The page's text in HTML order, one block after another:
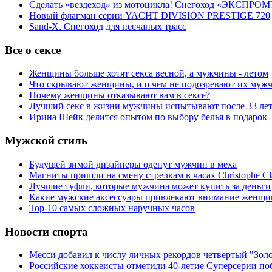
Сделать «вездеход» из мотоцикла! Снегоход
Новый флагман серии YACHT DIVISION PRESTIGE 720
Sand-X. Снегоход для песчаных трасс
Все о сексе
Женщины больше хотят секса весной, а мужчины - летом
Что скрывают женщины, и о чем не подозревают их
Почему женщины отказывают вам в сексе?
Лучший секс в жизни мужчины испытывают после 33 лет
Ирина Шейк делится опытом по выбору белья в подарок
Мужской стиль
Будущей зимой дизайнеры оденут мужчин в меха
Магниты пришли на смену стрелкам в часах Christophe
Лучшие туфли, которые мужчина может купить за деньги
Какие мужские аксессуары привлекают внимание
Top-10 самых сложных наручных часов
Новости спорта
Месси добавил к числу личных рекордов четвертый
Российские хоккеисты отметили 40-летие Суперсерии